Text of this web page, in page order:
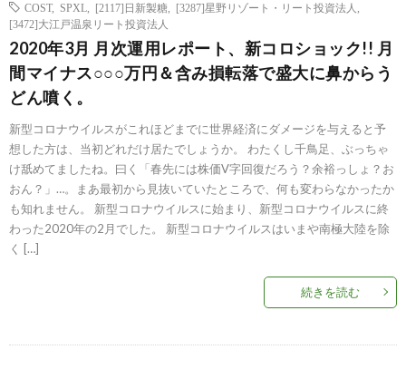
COST, SPXL [2117]日新製糖 [3287]星野リゾート・リート投資法人
[3472]大江戸温泉リート投資法人
2020年3月 月次運用レポート、新コロショック!! 月
間マイナス○○○万円＆含み損転落で盛大に鼻からう
どん噴く。
新型コロナウイルスがこれほどまでに世界経済にダメージを与えると予
想した方は、当初どれだけ居たでしょうか。 わたくし千鳥足、ぶっちゃ
け舐めてましたね。曰く「春先には株価V字回復だろう？余裕っしょ？お
おん？」…。まあ最初から見抜いていたところで、何も変わらなかったか
も知れません。 新型コロナウイルスに始まり、新型コロナウイルスに終
わった2020年の2月でした。 新型コロナウイルスはいまや南極大陸を除
く […]
続きを読む